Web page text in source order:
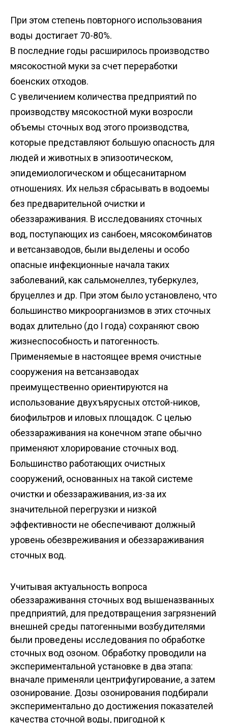
При этом степень повторного использования
воды достигает 70-80%.
В последние годы расширилось производство
мясокостной муки за счет переработки
боенских отходов.
С увеличением количества предприятий по
производству мясокостной муки возросли
объемы сточных вод этого производства,
которые представляют большую опасность для
людей и животных в эпизоотическом,
эпидемиологическом и общесанитарном
отношениях. Их нельзя сбрасывать в водоемы
без предварительной очистки и
обеззараживания. В исследованиях сточных
вод, поступающих из санбоен, мясокомбинатов
и ветсанзаводов, были выделены и особо
опасные инфекционные начала таких
заболеваний, как сальмонеллез, туберкулез,
бруцеллез и др. При этом было установлено, что
большинство микроорганизмов в этих сточных
водах длительно (до І года) сохраняют свою
жизнеспособность и патогенность.
Применяемые в настоящее время очистные
сооружения на ветсанзаводах
преимущественно ориентируются на
использование двухъярусных отстой-ников,
биофильтров и иловых площадок. С целью
обеззараживания на конечном этапе обычно
применяют хлорирование сточных вод.
Большинство работающих очистных
сооружений, основанных на такой системе
очистки и обеззараживания, из-за их
значительной перегрузки и низкой
эффективности не обеспечивают должный
уровень обезвреживания и обеззараживания
сточных вод.
Учитывая актуальность вопроса
обеззараживання сточных вод вышеназванных
предприятий, для предотвращения загрязнений
внешней среды патогенными возбудителями
были проведены исследования по обработке
сточных вод озоном. Обработку проводили на
экспериментальной установке в два этапа:
вначале применяли центрифугирование, а затем
озонирование. Дозы озонирования подбирали
экспериментально до достижения показателей
качества сточной воды, пригодной к